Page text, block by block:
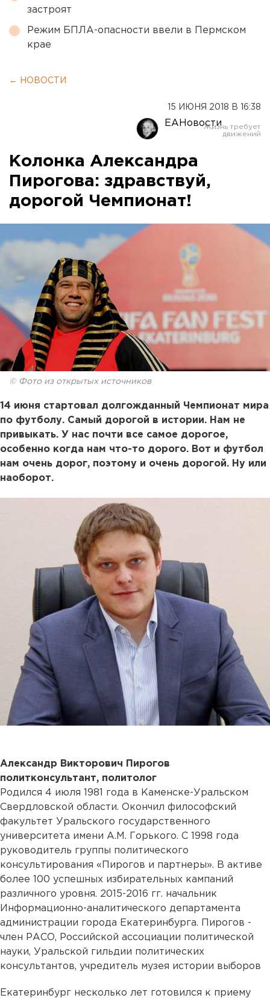
застроят
Режим БПЛА-опасности ввели в Пермском
крае
← НОВОСТИ
15 ИЮНЯ 2018 В 16:38
ЕАНовости
Колонка Александра
Пирогова: здравствуй,
дорогой Чемпионат!
© Фото из открытых источников
14 июня стартовал долгожданный Чемпионат мира
по футболу. Самый дорогой в истории. Нам не
привыкать. У нас почти все самое дорогое,
особенно когда нам что-то дорого. Вот и футбол
нам очень дорог, поэтому и очень дорогой. Ну или
наоборот.
Александр Викторович Пирогов
политконсультант, политолог
Родился 4 июля 1981 года в Каменске-Уральском
Свердловской области. Окончил философский
факультет Уральского государственного
университета имени А.М. Горького. С 1998 года
руководитель группы политического
консультирования «Пирогов и партнеры». В активе
более 100 успешных избирательных кампаний
различного уровня. 2015-2016 гг. начальник
Информационно-аналитического департамента
администрации города Екатеринбурга. Пирогов -
член РАСО, Российской ассоциации политической
науки, Уральской гильдии политических
консультантов, учредитель музея истории выборов
Екатеринбург несколько лет готовился к приему